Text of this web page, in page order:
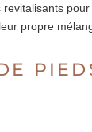
propre